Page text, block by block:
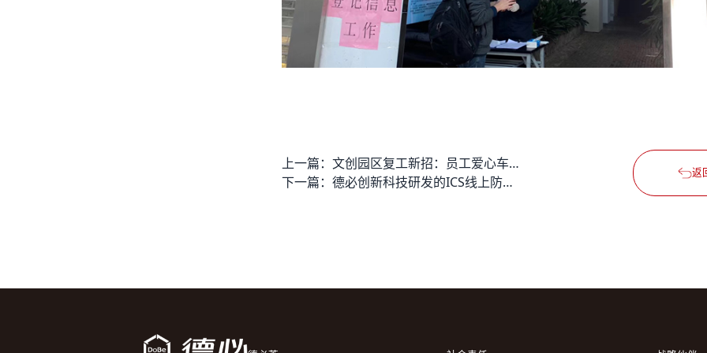
上一篇：
文创园区复工新招：员工爱心车队纷纷上线
下一篇：
德必创新科技研发的ICS线上防疫助手正式上线
返